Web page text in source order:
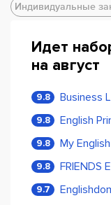
Индивидуальные
Идет
на август
9.8 Business
9.8 English
9.8 My
9.8 FRIENDS
9.7